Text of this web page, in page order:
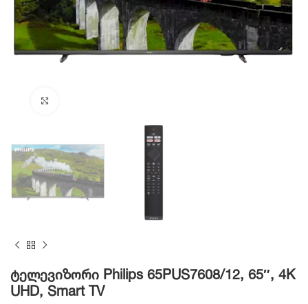
ტელევიზორი Philips 65PUS7608/12, 65″, 4K
UHD, Smart TV